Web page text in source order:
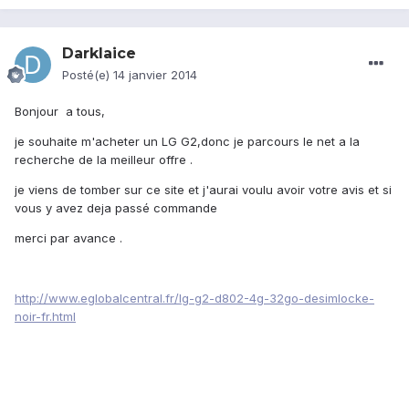
Darklaice
Posté(e) 14 janvier 2014
Bonjour a tous,
je souhaite m'acheter un LG G2,donc je parcours le net a la
recherche de la meilleur offre .
je viens de tomber sur ce site et j'aurai voulu avoir votre avis et si
vous y avez deja passé commande
merci par avance .
http://www.eglobalcentral.fr/lg-g2-d802-4g-32go-desimlocke-
noir-fr.html